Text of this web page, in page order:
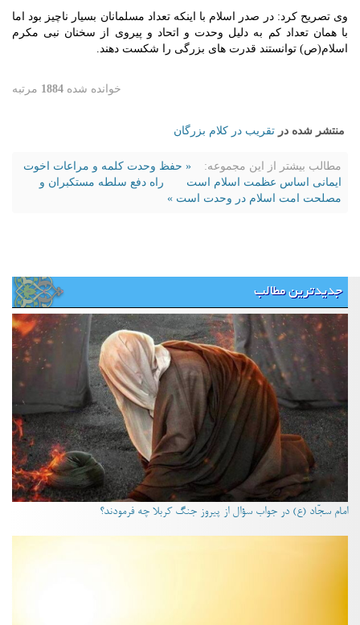
وی تصریح کرد: در صدر اسلام با اینکه تعداد مسلمانان بسیار ناچیز بود اما
با همان تعداد کم به دلیل وحدت و اتحاد و پیروی از سخنان نبی مکرم
اسلام(ص) توانستند قدرت های بزرگی را شکست دهند.
خوانده شده 1884 مرتبه
منتشر شده در تقريب در كلام بزرگان
مطالب بیشتر از این مجموعه:
« حفظ وحدت كلمه و مراعات اخوت
ايمانی اساس عظمت اسلام است
راه دفع سلطه مستکبران و
مصلحت امت اسلام در وحدت است »
جدیدترین مطالب
امام سجّاد (ع) در جواب سؤال از پیروز جنگ کربلا چه فرمودند؟